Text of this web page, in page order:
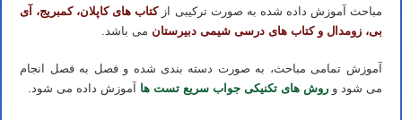
مباحث آموزش داده شده به صورت ترکیبی ازکتاب های کاپلان، کمبریج، آی
بی، زومدال و کتاب های درسی شیمی دبیرستان می باشد.
آموزش تمامی مباحث، به صورت دسته بندی شده و فصل به فصل انجام
می شود وروش های تکنیکی جواب سریع تست ها آموزش داده می شود.